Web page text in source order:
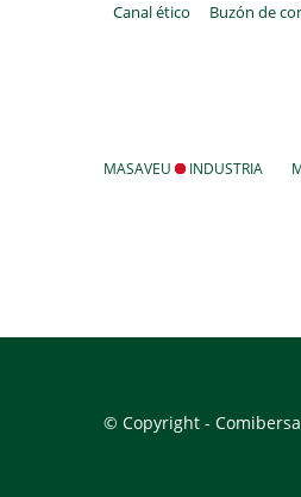
Canal ético Buzón de
MASAVEU INDUSTRIA
© Copyright -